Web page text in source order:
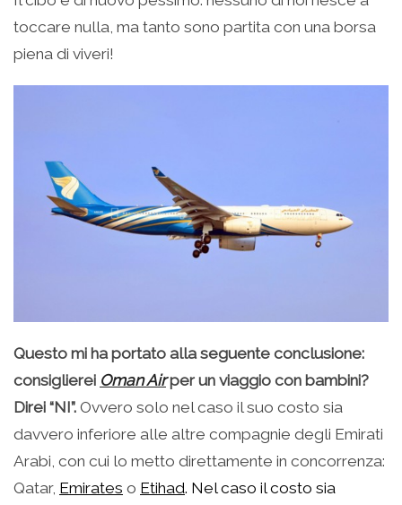
toccare nulla, ma tanto sono partita con una borsa
piena di viveri!
Questo mi ha portato alla seguente conclusione:
consiglierei Oman Airper un viaggio con bambini?
Direi “NI”. Ovvero solo nel caso il suo costo sia
davvero inferiore alle altre compagnie degli Emirati
Arabi, con cui lo metto direttamente in concorrenza:
Qatar, Emirates o Etihad. Nel caso il costo sia